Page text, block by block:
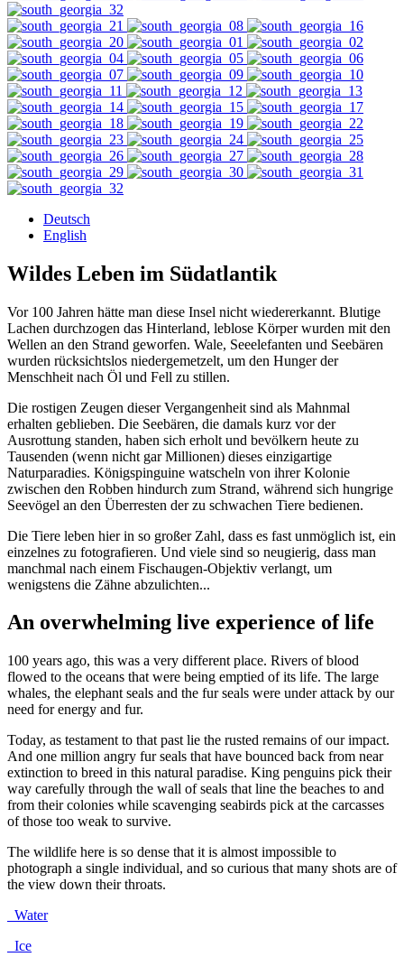
Deutsch
English
Wildes Leben im Südatlantik
Vor 100 Jahren hätte man diese Insel nicht wiedererkannt. Blutige
Lachen durchzogen das Hinterland, leblose Körper wurden mit den
Wellen an den Strand geworfen. Wale, Seeelefanten und Seebären
wurden rücksichtslos niedergemetzelt, um den Hunger der
Menschheit nach Öl und Fell zu stillen.
Die rostigen Zeugen dieser Vergangenheit sind als Mahnmal
erhalten geblieben. Die Seebären, die damals kurz vor der
Ausrottung standen, haben sich erholt und bevölkern heute zu
Tausenden (wenn nicht gar Millionen) dieses einzigartige
Naturparadies. Königspinguine watscheln von ihrer Kolonie
zwischen den Robben hindurch zum Strand, während sich hungrige
Seevögel an den Überresten der zu schwachen Tiere bedienen.
Die Tiere leben hier in so großer Zahl, dass es fast unmöglich ist, ein
einzelnes zu fotografieren. Und viele sind so neugierig, dass man
manchmal nach einem Fischaugen-Objektiv verlangt, um
wenigstens die Zähne abzulichten...
An overwhelming live experience of life
100 years ago, this was a very different place. Rivers of blood
flowed to the oceans that were being emptied of its life. The large
whales, the elephant seals and the fur seals were under attack by our
need for energy and fur.
Today, as testament to that past lie the rusted remains of our impact.
And one million angry fur seals that have bounced back from near
extinction to breed in this natural paradise. King penguins pick their
way carefully through the wall of seals that line the beaches to and
from their colonies while scavenging seabirds pick at the carcasses
of those too weak to survive.
The wildlife here is so dense that it is almost impossible to
photograph a single individual, and so curious that many shots are of
the view down their throats.
Water
Ice